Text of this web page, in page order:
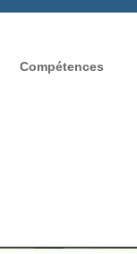
Compétences